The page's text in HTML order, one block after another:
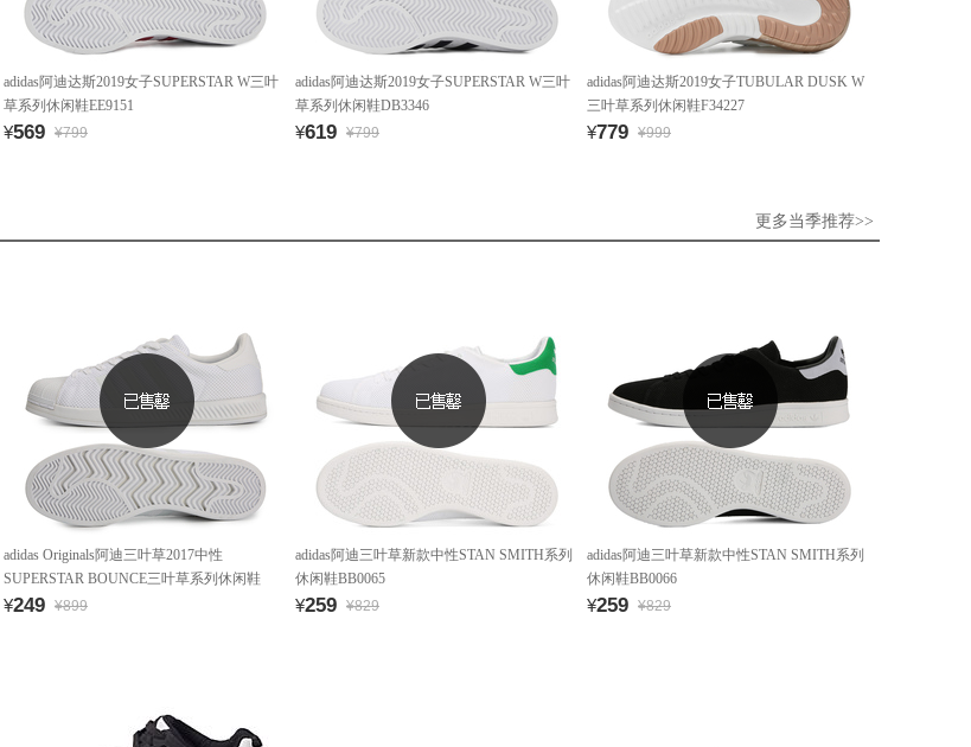
adidas阿迪达斯2019女子SUPERSTAR W三叶
草系列休闲鞋EE9151
¥569 ¥799
adidas阿迪达斯2019女子SUPERSTAR W三叶
草系列休闲鞋DB3346
¥619 ¥799
adidas阿迪达斯2019女子TUBULAR DUSK W
三叶草系列休闲鞋F34227
¥779 ¥999
更多当季推荐>>
adidas Originals阿迪三叶草2017中性
SUPERSTAR BOUNCE三叶草系列休闲鞋
S82236
¥249 ¥899
adidas阿迪三叶草新款中性STAN SMITH系列
休闲鞋BB0065
¥259 ¥829
adidas阿迪三叶草新款中性STAN SMITH系列
休闲鞋BB0066
¥259 ¥829